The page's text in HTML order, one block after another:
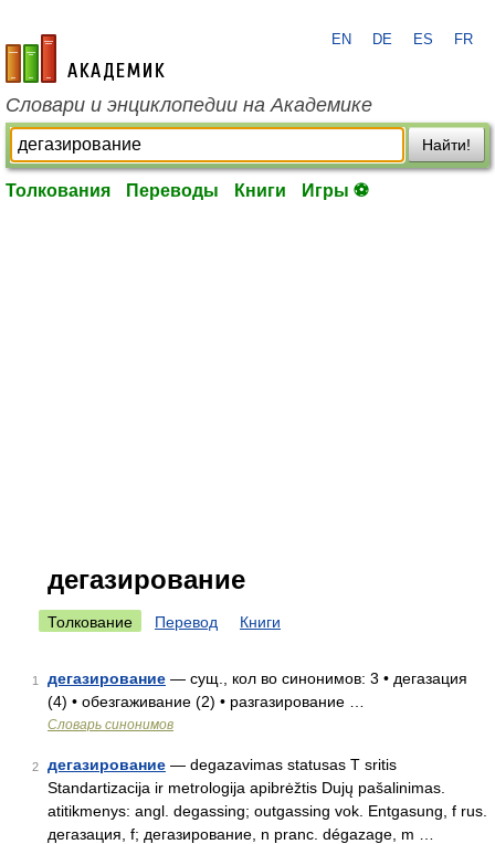
academic.ru
EN DE ES FR
Словари и энциклопедии на Академике
Найти!
Толкования Переводы Книги Игры ⚽
дегазирование
Толкование Перевод Книги
1 дегазирование — сущ., кол во синонимов: 3 • дегазация
(4) • обезгаживание (2) • разгазирование …
Словарь синонимов
2 дегазирование — degazavimas statusas T sritis
Standartizacija ir metrologija apibrėžtis Dujų pašalinimas.
atitikmenys: angl. degassing; outgassing vok. Entgasung, f rus.
дегазация, f; дегазирование, n pranc. dégazage, m …